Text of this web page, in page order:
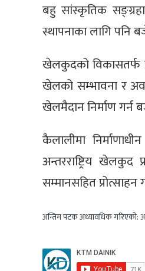
बहु सांस्कृतिक
स्थापनाका लागि पनि
खेलकुदको विकासतर्फ
खेलको सम्भावना र
खेलमैदान निर्माण गर्न
कैलालीमा
अन्तरराष्ट्रिय खेलकुद
सम्मानसहित प्रोत्साहन
अन्तिम पटक अध्यावधिक गरिएको: